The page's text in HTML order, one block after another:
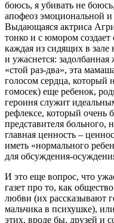
боюсь, я убивать не
апофеоз эмоциональной и
Выдающаяся актриса
тонко и с юмором создает
каждая из сидящих в зале
и ужаснется:
«стой раз-два», эта
голосом сердца, который
гомосек) еще ребенок,
героиня служит
рефлексе, который очень
представителя больного,
главная ценность –
иметь «нормального
для обсуждения-
И это еще вопрос, что
газет про то, как
любви (их рассказывают
мальчика в психушке),
этих, вроде бы, друзей и